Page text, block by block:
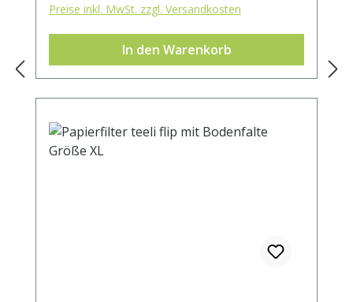
Preise inkl. MwSt. zzgl. Versandkosten
In den Warenkorb